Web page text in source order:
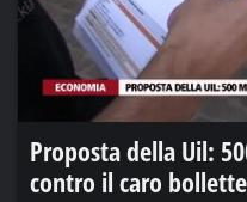
Proposta della Uil:
contro il caro bollette